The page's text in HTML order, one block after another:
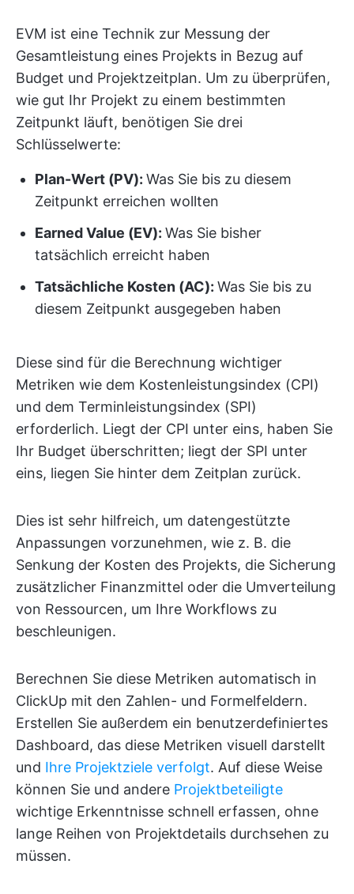
EVM ist eine Technik zur Messung der
Gesamtleistung eines Projekts in Bezug auf
Budget und Projektzeitplan. Um zu überprüfen,
wie gut Ihr Projekt zu einem bestimmten
Zeitpunkt läuft, benötigen Sie drei
Schlüsselwerte:
Plan-Wert (PV): Was Sie bis zu diesem
Zeitpunkt erreichen wollten
Earned Value (EV): Was Sie bisher
tatsächlich erreicht haben
Tatsächliche Kosten (AC): Was Sie bis zu
diesem Zeitpunkt ausgegeben haben
Diese sind für die Berechnung wichtiger
Metriken wie dem Kostenleistungsindex (CPI)
und dem Terminleistungsindex (SPI)
erforderlich. Liegt der CPI unter eins, haben Sie
Ihr Budget überschritten; liegt der SPI unter
eins, liegen Sie hinter dem Zeitplan zurück.
Dies ist sehr hilfreich, um datengestützte
Anpassungen vorzunehmen, wie z. B. die
Senkung der Kosten des Projekts, die Sicherung
zusätzlicher Finanzmittel oder die Umverteilung
von Ressourcen, um Ihre Workflows zu
beschleunigen.
Berechnen Sie diese Metriken automatisch in
ClickUp mit den Zahlen- und Formelfeldern.
Erstellen Sie außerdem ein benutzerdefiniertes
Dashboard, das diese Metriken visuell darstellt
und Ihre Projektziele verfolgt. Auf diese Weise
können Sie und andere Projektbeteiligte
wichtige Erkenntnisse schnell erfassen, ohne
lange Reihen von Projektdetails durchsehen zu
müssen.